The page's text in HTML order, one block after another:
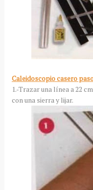
Caleidoscopio casero
1.-Trazar una línea a 22
con una sierra y lijar.